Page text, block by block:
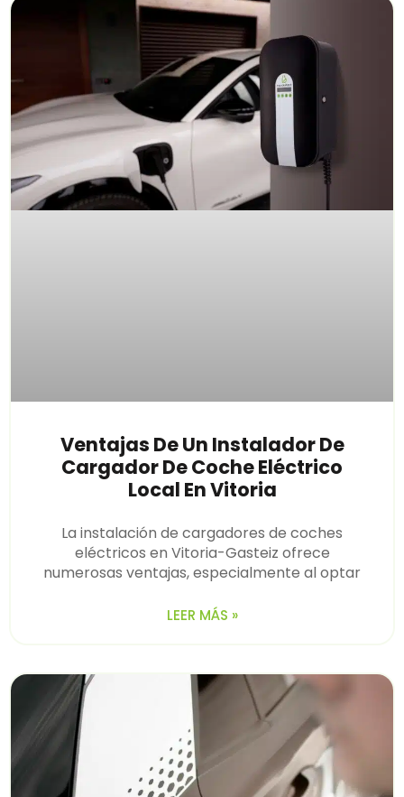
Ventajas De Un Instalador De
Cargador De Coche Eléctrico
Local En Vitoria
La instalación de cargadores de coches
eléctricos en Vitoria-Gasteiz ofrece
numerosas ventajas, especialmente al optar
LEER MÁS »